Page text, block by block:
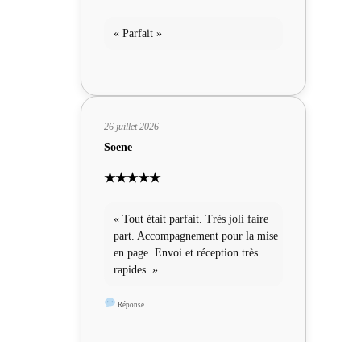
« Parfait »
26 juillet 2026
Soene
★★★★★
« Tout était parfait. Très joli faire
part. Accompagnement pour la mise
en page. Envoi et réception très
rapides. »
Réponse